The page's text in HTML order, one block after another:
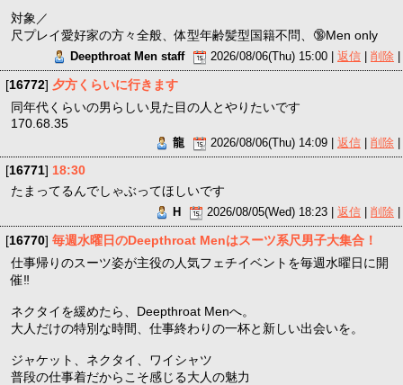
対象／
尺プレイ愛好家の方々全般、体型年齢髪型国籍不問、🔞Men only
Deepthroat Men staff 2026/08/06(Thu) 15:00 |返信 |削除
[16772] 夕方くらいに行きます
同年代くらいの男らしい見た目の人とやりたいです
170.68.35
龍 2026/08/06(Thu) 14:09 |返信 |削除
[16771] 18:30
たまってるんでしゃぶってほしいです
H 2026/08/05(Wed) 18:23 |返信 |削除
[16770] 毎週水曜日のDeepthroat Menはスーツ系尺男子大集合！
仕事帰りのスーツ姿が主役の人気フェチイベントを毎週水曜日に開
催‼️
ネクタイを緩めたら、Deepthroat Menへ。
大人だけの特別な時間、仕事終わりの一杯と新しい出会いを。
ジャケット、ネクタイ、ワイシャツ
普段の仕事着だからこそ感じる大人の魅力